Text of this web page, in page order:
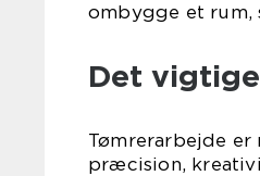
ombygge et rum,
Det
Tømrerarbejde er
præcision,